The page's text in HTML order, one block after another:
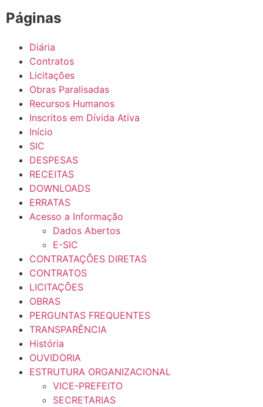
Páginas
Diária
Contratos
Licitações
Obras Paralisadas
Recursos Humanos
Inscritos em Dívida Ativa
Início
SIC
DESPESAS
RECEITAS
DOWNLOADS
ERRATAS
Acesso a Informação
Dados Abertos
E-SIC
CONTRATAÇÕES DIRETAS
CONTRATOS
LICITAÇÕES
OBRAS
PERGUNTAS FREQUENTES
TRANSPARÊNCIA
História
OUVIDORIA
ESTRUTURA ORGANIZACIONAL
VICE-PREFEITO
SECRETARIAS